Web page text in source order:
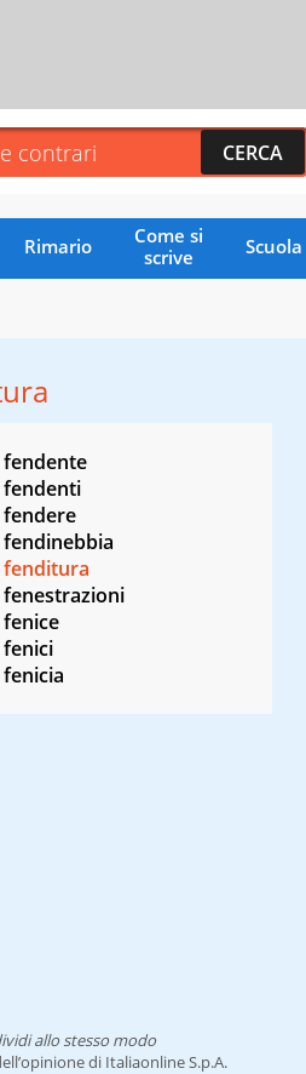
Rimario
Come si
scrive
Scuola
fendente
fendenti
fendere
fendinebbia
fenditura
fenestrazioni
fenice
fenici
fenicia
allo stesso modo
di Italiaonline S.p.A.